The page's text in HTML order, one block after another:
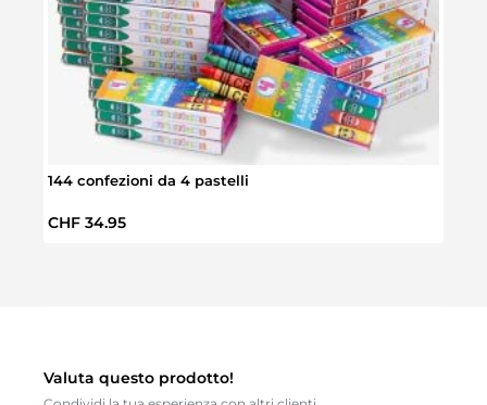
144 confezioni da 4 pastelli
Prezzo normale:
CHF 34.95
Valuta questo prodotto!